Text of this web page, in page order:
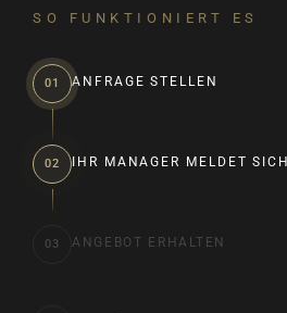
SO FUNKTIONIERT ES
01 ANFRAGE STELLEN
02 IHR MANAGER MELDET SICH
03 ANGEBOT ERHALTEN